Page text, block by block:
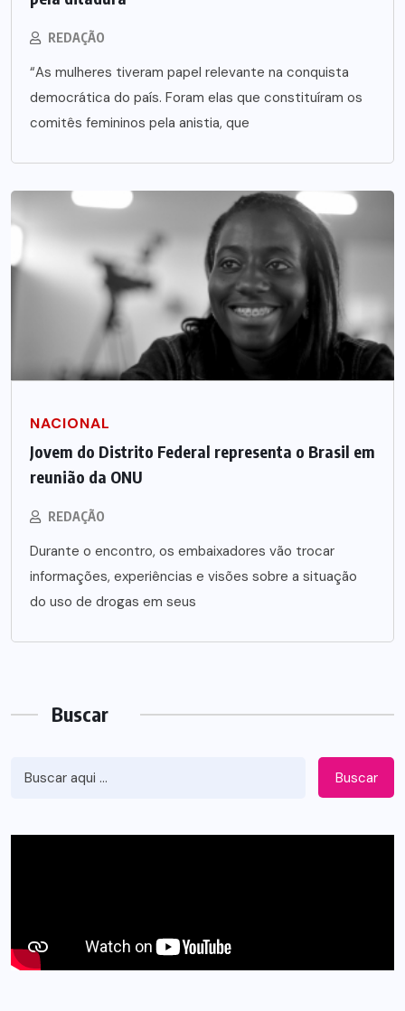
REDAÇÃO
“As mulheres tiveram papel relevante na conquista
democrática do país. Foram elas que constituíram os
comitês femininos pela anistia, que
NACIONAL
Jovem do Distrito Federal representa o Brasil em
reunião da ONU
REDAÇÃO
Durante o encontro, os embaixadores vão trocar
informações, experiências e visões sobre a situação
do uso de drogas em seus
Buscar
Buscar